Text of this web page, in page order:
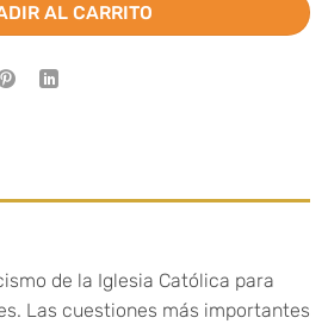
AL CARRITO
de la Iglesia Católica para
Las cuestiones más importantes